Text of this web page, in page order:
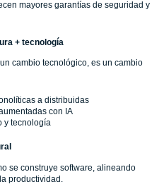
mayores garantías de seguridad y
+ tecnología
cambio tecnológico, es un cambio
a distribuidas
con IA
y tecnología
se construye software, alineando
productividad.